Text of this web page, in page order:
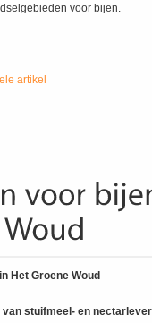
voor bijen.
artikel
Het Groene Woud
stuifmeel- en